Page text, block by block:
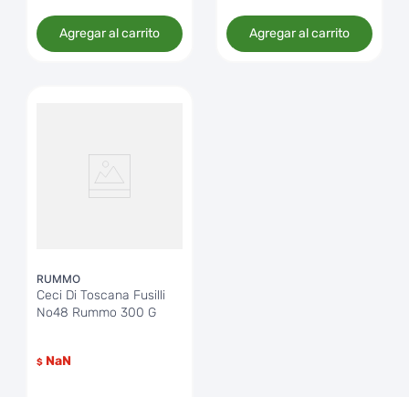
Agregar al carrito Agregar al carrito
RUMMO
Ceci Di Toscana Fusilli
No48 Rummo 300 G
$ NaN